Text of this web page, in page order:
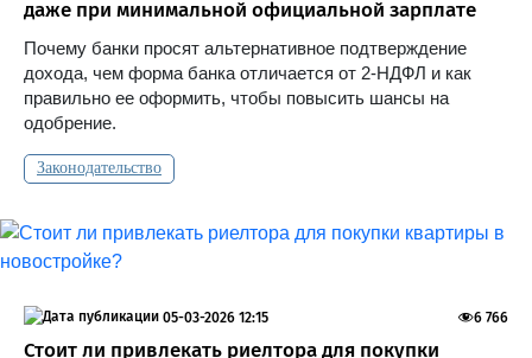
даже при минимальной официальной зарплате
Почему банки просят альтернативное подтверждение
дохода, чем форма банка отличается от 2-НДФЛ и как
правильно ее оформить, чтобы повысить шансы на
одобрение.
Законодательство
Стоит ли привлекать риелтора для покупки
6 766
05-03-2026 12:15